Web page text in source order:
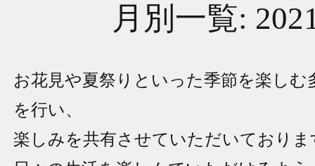
月別一覧:
お花見や夏祭りといった季節を楽し
を行い、
楽しみを共有させていただいておりま